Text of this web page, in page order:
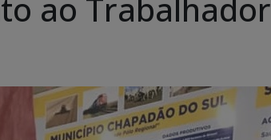
ao Trabalhador